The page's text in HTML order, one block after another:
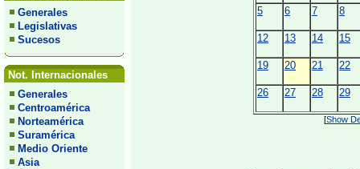
Generales
Legislativas
Sucesos
Not. Internacionales
Generales
Centroamérica
Norteamérica
Suramérica
Medio Oriente
Asia
5 6 7 8
12 13 14 15
19 20 21 22
26 27 28 29
[Show